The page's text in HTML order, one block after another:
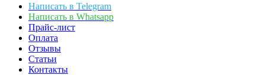
Написать в Telegram
Написать в Whatsapp
Прайс-лист
Оплата
Отзывы
Статьи
Контакты